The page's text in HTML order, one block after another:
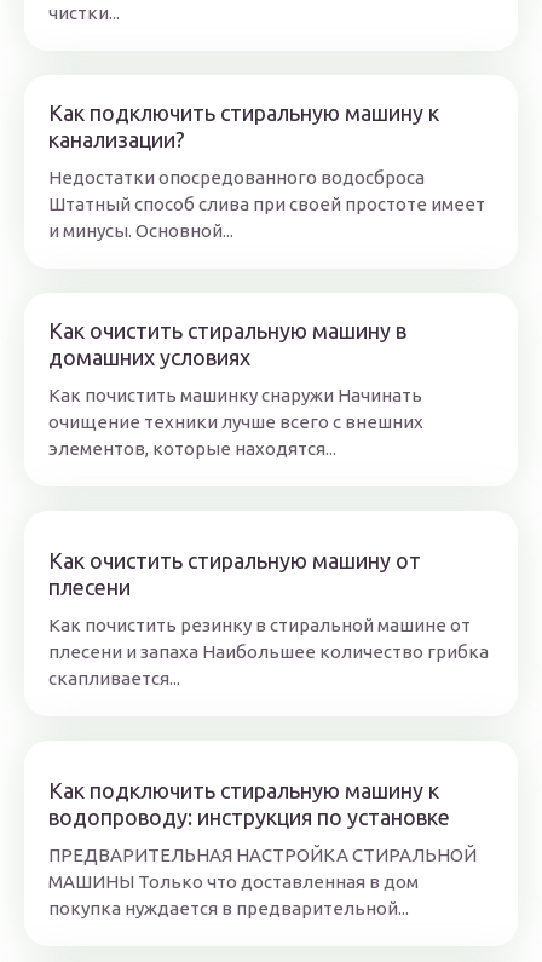
чистки...
Как подключить стиральную машину к
канализации?
Недостатки опосредованного водосброса
Штатный способ слива при своей простоте имеет
и минусы. Основной...
Как очистить стиральную машину в
домашних условиях
Как почистить машинку снаружи Начинать
очищение техники лучше всего с внешних
элементов, которые находятся...
Как очистить стиральную машину от
плесени
Как почистить резинку в стиральной машине от
плесени и запаха Наибольшее количество грибка
скапливается...
Как подключить стиральную машину к
водопроводу: инструкция по установке
ПРЕДВАРИТЕЛЬНАЯ НАСТРОЙКА СТИРАЛЬНОЙ
МАШИНЫ Только что доставленная в дом
покупка нуждается в предварительной...